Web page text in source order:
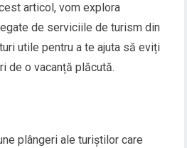
articol, vom explora
de serviciile de turism din
utile pentru a te ajuta să eviți
de o vacanță plăcută.
plângeri ale turiștilor care